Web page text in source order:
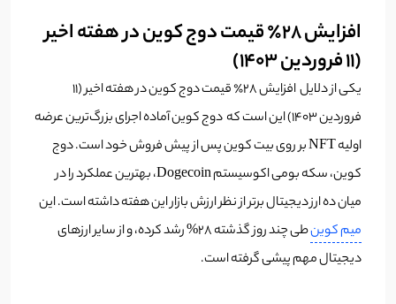
افزایش ۲۸٪ قیمت دوج کوین در هفته اخیر
(۱۱ فروردین ۱۴۰۳)
یکی از دلایل افزایش ۲۸٪ قیمت دوج کوین در هفته اخیر (۱۱
فروردین ۱۴۰۳) این است که دوج کوین آماده اجرای بزرگ‌ترین عرضه
اولیه NFT بر روی بیت کوین پس از پیش فروش خود است. دوج
کوین، سکه بومی اکوسیستم Dogecoin، بهترین عملکرد را در
میان ده ارز دیجیتال برتر از نظر ارزش بازار این هفته داشته است. این
میم کوین
طی چند روز گذشته ۲۸% رشد کرده، و از سایر ارزهای
دیجیتال مهم پیشی گرفته است.